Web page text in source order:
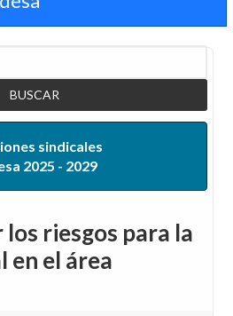
sindicales
2025 - 2029
riesgos para la
en el área